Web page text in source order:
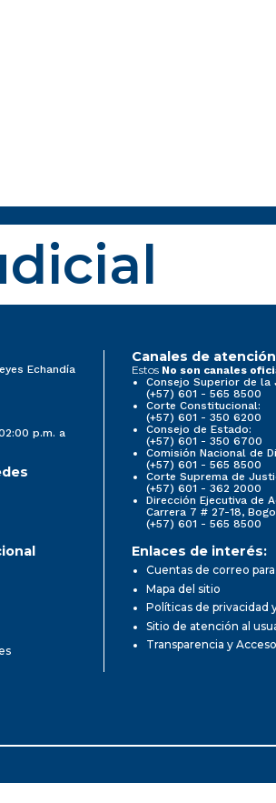
Echandía
p.m. a
Canales de
Estos No son canales
Consejo Superior de la
(+57) 601 - 565 8500
Corte Constitucional:
(+57) 601 - 350 6200
Consejo de Estado:
(+57) 601 - 350 6700
Comisión Nacional de
(+57) 601 - 565 8500
Corte Suprema de
(+57) 601 - 362 2000
Dirección Ejecutiva de
Carrera 7 # 27-18,
(+57) 601 - 565 8500
Enlaces de interés:
Cuentas de correo
Mapa del sitio
Políticas de privacidad
Sitio de atención al
Transparencia y